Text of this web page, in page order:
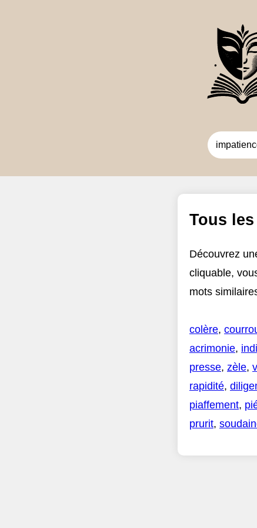
Tous
Découvrez
cliquable,
mots
colère,
acrimonie,
presse, zèle,
rapidité,
piaffement,
prurit,